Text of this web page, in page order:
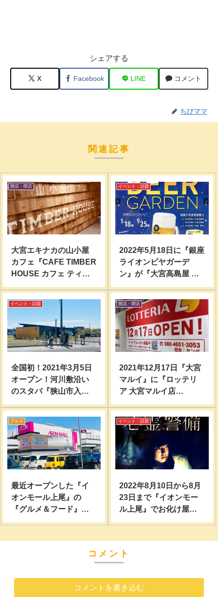
シェアする
X Facebook LINE コメント
ちびママ
関連記事
開店・閉店
大宮エキナカの山小屋
カフェ『CAFE TIMBER
HOUSE カフェ ティン
バーハウス』閉店する
イベント・話題
2022年5月18日に『銀座
ライオンビヤガーデ
ン』が『大宮高島屋 屋
上』にオープン予定！￼
イベント・話題
全国初！2021年3月5日
オープン！河川敷沿い
のスタバ『狭山市入間
川にこにこテラス店』
開店・閉店
2021年12月17日『大宮
マルイ』に『ロッテリ
ア 大宮マルイ店
(LOTTERIA)』がオープ
バナナ』跡地…
グルメ
最近オープンした『イ
オンモール上尾』の
『グルメ＆フード』
『あげおマルシェ』で
イベント・話題
2022年8月10日から8月
23日まで『イオンモー
ル上尾』でお化け屋敷
『心霊警備』が開催！
コメント
コメントを書き込む